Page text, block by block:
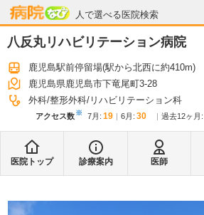
人で選べる医院検索
病院なび
八反丸リハビリテーション病院
鹿児島駅前停留場(駅から北西に約410m)
鹿児島県鹿児島市下竜尾町3-28
外科 整形外科 リハビリテーション科
アクセス数※ 7月 : 19 6月 : 30 過去12ヶ月:
医院トップ 診療案内 医師